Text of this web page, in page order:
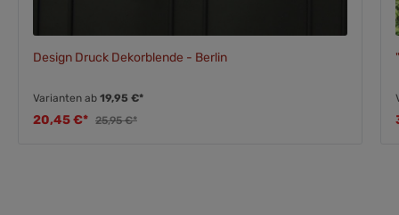
Design Druck Dekorblende - Berlin
Varianten ab19,95 €*
20,45 €* 25,95 €*